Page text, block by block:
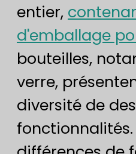
entier,
d'emballage
bouteilles,
verre,
diversité de
fonctionnalités.